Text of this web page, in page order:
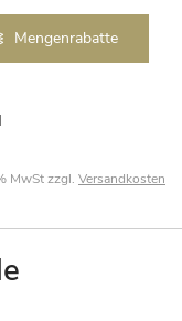
Mengenrabatte
MwSt zzgl. Versandkosten